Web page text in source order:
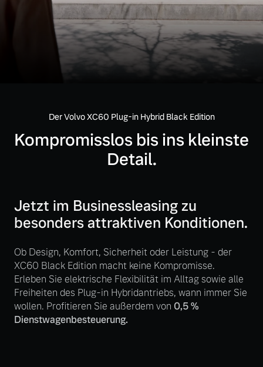
Mild-Hybrid
4 Modelle
Geschäftskunden
Editionsmodelle
Angebot anfragen
Fahrzeug konfigurieren
Sofort verfügbare Fahrzeuge
Volvo Gebrauchtwagenbörse
Gebrauchtwagen
Zubehörkatalog
Service by Volvo
Sie erhalten bei uns eine
Vielzahl von Original
Volvo Winter- und
Sommer Kompletträder.
Bitte sprechen Sie uns
direkt an.
Mehr erfahren
Kontakt und Anfahrt
Kooperationspartner
Der Volvo XC60 Plug-in Hybrid Black Edition
Kompromisslos bis ins kleinste
Detail.
Jetzt im Businessleasing zu
besonders attraktiven Konditionen.
Ob Design, Komfort, Sicherheit oder Leistung - der
XC60 Black Edition macht keine Kompromisse.
Erleben Sie elektrische Flexibilität im Alltag sowie alle
Freiheiten des Plug-in Hybridantriebs, wann immer Sie
wollen. Profitieren Sie außerdem von 0,5 %
Dienstwagenbesteuerung.